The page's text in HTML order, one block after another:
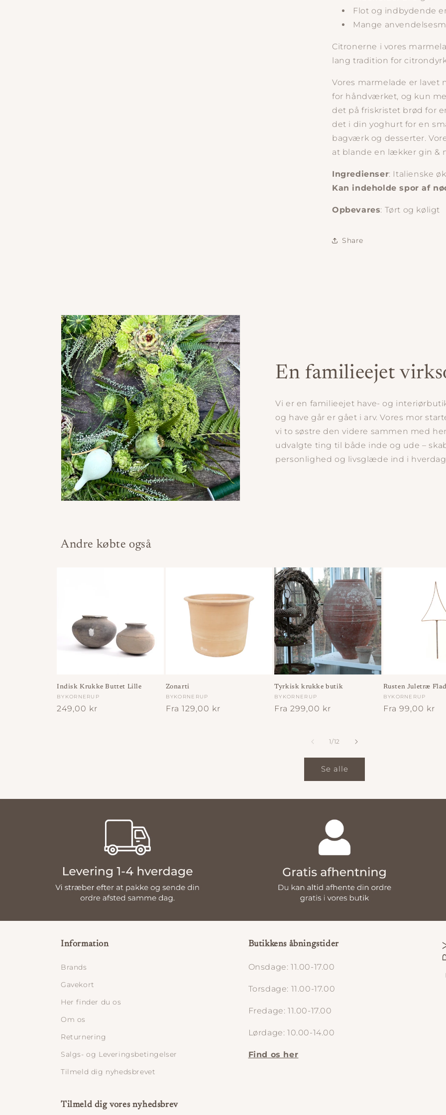
Flot og indbydende
Mange
Citronerne i vores
lang tradition for
Vores marmelade er
for håndværket, og kun
det på friskristet brød for
det i din yoghurt for en
bagværk og desserter.
at blande en lækker gin &
Ingredienser: Italienske
Kan indeholde spor af
Opbevares: Tørt og køligt
Share
En familieejet
Vi er en familieejet have- og
og have går er gået i arv. Vores mor
vi to søstre den videre sammen med
udvalgte ting til både inde og ude –
personlighed og livsglæde ind i
Andre købte også
Indisk Krukke Buttet Lille
Forhandler:
BYKORNERUP
Normalpris
249,00 kr
Zonarti
Forhandler:
BYKORNERUP
Normalpris
Fra 129,00 kr
Tyrkisk krukke butik
Forhandler:
BYKORNERUP
Normalpris
Fra 299,00 kr
Rusten Juletræ
Forhandler:
BYKORNERUP
Normalpris
Fra 99,00 kr
1/af
12
Se alle
Information
Brands
Gavekort
Her finder du os
Om os
Returnering
Salgs- og Leveringsbetingelser
Tilmeld dig nyhedsbrevet
Butikkens åbningstider
Onsdage: 11.00-17.00
Torsdage: 11.00-17.00
Fredage: 11.00-17.00
Lørdage: 10.00-14.00
Find os her
Tilmeld dig vores nyhedsbrev